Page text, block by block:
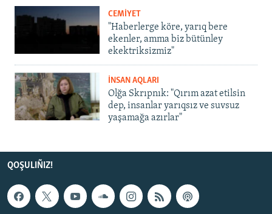
CEMİYET
"Haberlerge köre, yarıq bere
ekenler, amma biz bütünley
ekektriksizmiz"
İNSAN AQLARI
Olğa Skrıpnık: "Qırım azat etilsin
dep, insanlar yarıqsız ve suvsuz
yaşamağa azırlar"
QOŞULIÑIZ!